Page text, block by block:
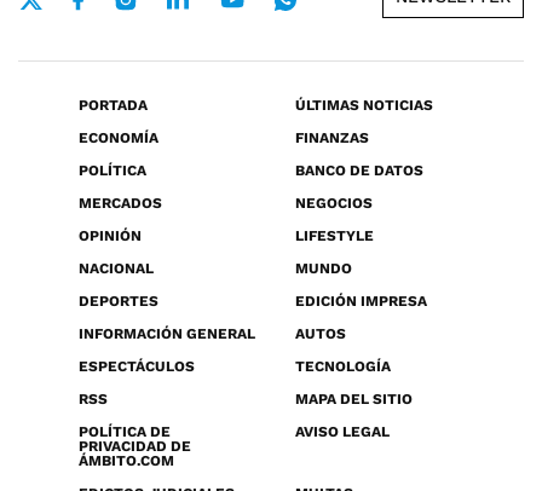
PORTADA
ÚLTIMAS NOTICIAS
ECONOMÍA
FINANZAS
POLÍTICA
BANCO DE DATOS
MERCADOS
NEGOCIOS
OPINIÓN
LIFESTYLE
NACIONAL
MUNDO
DEPORTES
EDICIÓN IMPRESA
INFORMACIÓN GENERAL
AUTOS
ESPECTÁCULOS
TECNOLOGÍA
RSS
MAPA DEL SITIO
POLÍTICA DE
PRIVACIDAD DE
ÁMBITO.COM
AVISO LEGAL